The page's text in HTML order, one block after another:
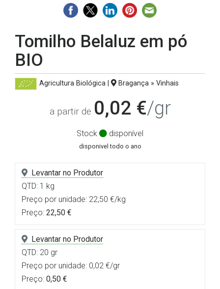
Tomilho Belaluz em pó
BIO
Agricultura Biológica| Bragança » Vinhais
a partir de 0,02 €/gr
Stock disponível
disponivel todo o ano
Levantar no Produtor
QTD: 1 kg
Preço por unidade: 22,50 €/kg
Preço: 22,50 €
Levantar no Produtor
QTD: 20 gr
Preço por unidade: 0,02 €/gr
Preço: 0,50 €